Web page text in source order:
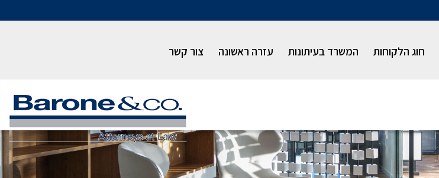
חוג הלקוחות המשרד בעיתונות עזרה ראשונה צור קשר